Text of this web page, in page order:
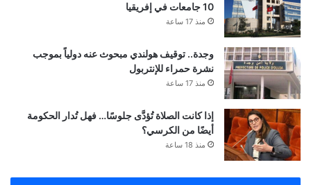
10 جامعات في إفريقيا
منذ 17 ساعة
وجدة.. توقيف هولندي مبحوث عنه دولياً بموجب
نشرة حمراء للإنتربول
منذ 17 ساعة
إذا كانت الصلاة تُؤدَّى جلوسًا… فهل تُدار الحكومة
أيضًا من الكرسي؟
منذ 18 ساعة